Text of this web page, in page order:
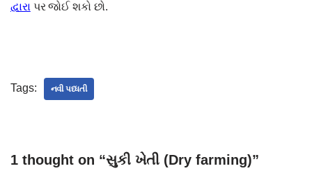
દ્વારાપર જોઈ શકો છો.
Tags: નવી પધ્ધતી
1 thought on “સુકી ખેતી (Dry farming)”